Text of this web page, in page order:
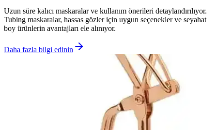
Uzun süre kalıcı maskaralar ve kullanım önerileri detaylandırılıyor.
Tubing maskaralar, hassas gözler için uygun seçenekler ve seyahat
boy ürünlerin avantajları ele alınıyor.
Daha fazla bilgi edinin